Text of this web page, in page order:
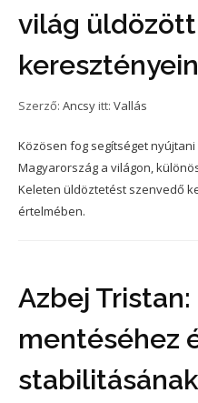
világ üldözött
Szerző: Ancsy itt: Vallás
Közösen fog segítséget
Magyarország a világon,
Keleten üldöztetést szenvedő
értelmében.
Azbej
mentéséhez
stabilitásának